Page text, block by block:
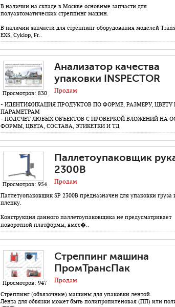
В наличии на складе в Москве основные запчасти для
полуавтоматических стреппинг машин.
В наличии запчасти для стреппинг оборудования моделей
EXS, Cyklop, Fr..
Просмотров: 830
Анализатор качества
упаковки INSPECTOR
Продам
- ИДЕНТИФИКАЦИЯ ПРОДУКТОВ ПО ФОРМЕ, РАЗМЕРУ, ЦВЕТУ
ПАРАМЕТРАМ
- ПОДСЧЕТ ЛЮБЫХ ОБЪЕКТОВ С ПРОВЕРКОЙ ВЛОЖЕНИЙ НА
ФОРМЫ, ЦВЕТА, СОСТАВА, ЭТИКЕТКИ И ТД
Просмотров: 954
Паллетоупаковщик
2300B
Продам
Паллетуопаковщик SP 2300В предназначен для упаковки груза
пленку.
Конструкция данного паллетоупаковщика не предусматривает
поворотной платформы, вмес�..
Просмотров: 947
Стреппинг машина
ПромТрансПак
Продам
Стреппинг (обвязочные) машины для упаковки лентой.
Лента для обвязки может быть полипропиленовая (ПП) или